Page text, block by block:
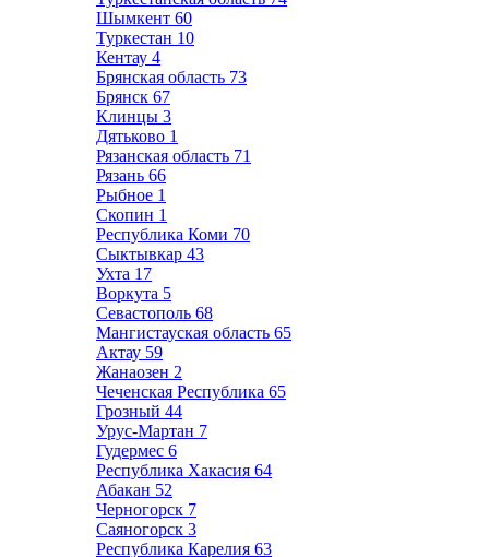
Шымкент 60
Туркестан 10
Кентау 4
Брянская область 73
Брянск 67
Клинцы 3
Дятьково 1
Рязанская область 71
Рязань 66
Рыбное 1
Скопин 1
Республика Коми 70
Сыктывкар 43
Ухта 17
Воркута 5
Севастополь 68
Мангистауская область 65
Актау 59
Жанаозен 2
Чеченская Республика 65
Грозный 44
Урус-Мартан 7
Гудермес 6
Республика Хакасия 64
Абакан 52
Черногорск 7
Саяногорск 3
Республика Карелия 63